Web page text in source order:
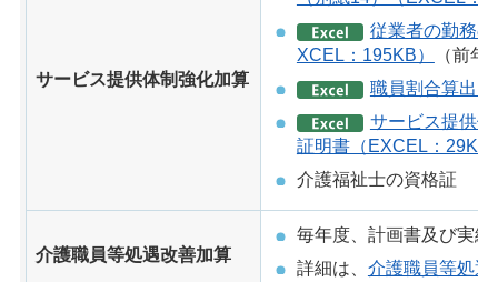
サービス提供体制強化加算
従業者の勤務
XCEL：195KB）
（前年
職員割合算出
サービス提供
証明書（EXCEL：29KB
介護福祉士の資格証
介護職員等処遇改善加算
毎年度、計画書及び実
詳細は、 介護職員等処遇